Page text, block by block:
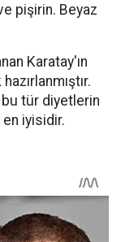
pişirin. Beyaz
Karatay'ın
tür diyetlerin
en iyisidir.